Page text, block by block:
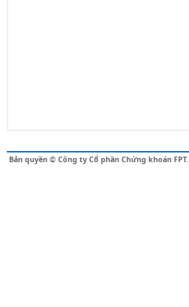
Bản quyền © Công ty Cổ phần Chứng khoán FPT.